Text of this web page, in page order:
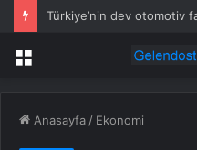
Türkiye’nin dev otomotiv
Menü
Anasayfa / Ekonomi